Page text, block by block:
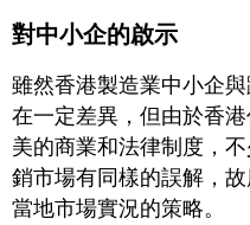
對中小企的啟示
雖然香港製造業中小企
在一定差異，但由於香
美的商業和法律制度，
銷市場有同樣的誤解，
當地市場實況的策略。